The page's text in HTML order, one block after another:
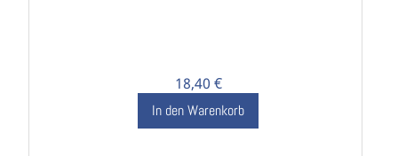
18,40 €
In den Warenkorb